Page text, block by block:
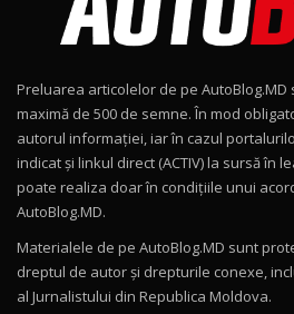
Noul Geely EX2 /
15:22
Mercedes-AMG E 53
Drive AutoBlog.MD
16:27
11
Noul Volvo ES90 /
12
Noul MG HS / Test
16:48
Preluarea articolelor de pe AutoBlog.MD
maximă de 500 de semne. În mod
autorul informației, iar în cazul
indicat și linkul direct (ACTIV) la sursă în
poate realiza doar în condițiile unui
AutoBlog.MD.
Materialele de pe AutoBlog.MD sunt
dreptul de autor și drepturile conexe,
al Jurnalistului din Republica Moldova.